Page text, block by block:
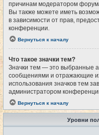
причинам модератором
Вы также можете иметь
в зависимости от прав,
конференции.
Вернуться к началу
Что такое значки тем?
Значки тем — это выбранные
сообщениями и отражающие
использования значков тем
администратором
Вернуться к началу
Уровни